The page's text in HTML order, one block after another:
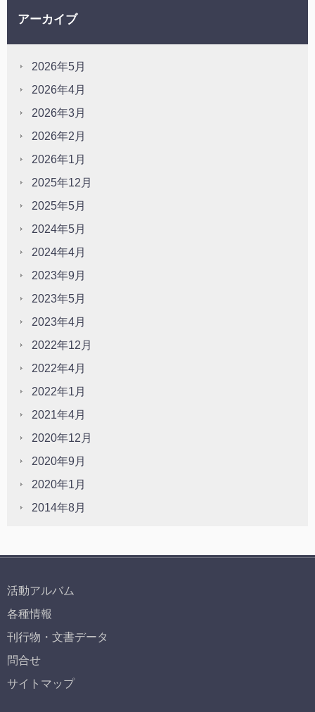
アーカイブ
2026年5月
2026年4月
2026年3月
2026年2月
2026年1月
2025年12月
2025年5月
2024年5月
2024年4月
2023年9月
2023年5月
2023年4月
2022年12月
2022年4月
2022年1月
2021年4月
2020年12月
2020年9月
2020年1月
2014年8月
活動アルバム
各種情報
刊行物・文書データ
問合せ
サイトマップ